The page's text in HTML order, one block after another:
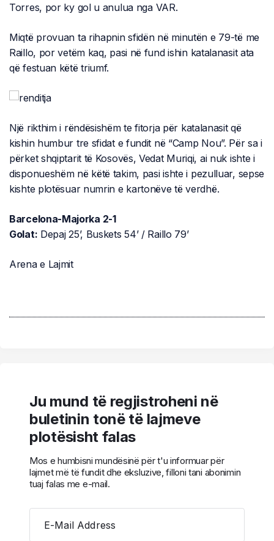
Torres, por ky gol u anulua nga VAR.
Miqtë provuan ta rihapnin sfidën në minutën e 79-të me
Raillo, por vetëm kaq, pasi në fund ishin katalanasit ata
që festuan këtë triumf.
Një rikthim i rëndësishëm te fitorja për katalanasit që
kishin humbur tre sfidat e fundit në “Camp Nou”. Për sa i
përket shqiptarit të Kosovës, Vedat Muriqi, ai nuk ishte i
disponueshëm në këtë takim, pasi ishte i pezulluar, sepse
kishte plotësuar numrin e kartonëve të verdhë.
Barcelona-Majorka 2-1
Golat: Depaj 25’, Buskets 54’ / Raillo 79’
Arena e Lajmit
Ju mund të regjistroheni në
buletinin tonë të lajmeve
plotësisht falas
Mos e humbisni mundësinë për t'u informuar për
lajmet më të fundit dhe eksluzive, filloni tani abonimin
tuaj falas me e-mail.
E-Mail Address